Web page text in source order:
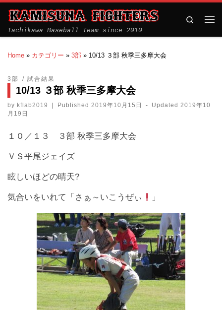
Tachikawa Baseball Team since 2010
Search
Home » カテゴリー » 3部 » 10/13 ３部 秋季三多摩大会
3部 試合結果
10/13 ３部 秋季三多摩大会
by kflab2019 Published 2019年10月15日 - Updated 2019年10
月19日
１０／１３ ３部 秋季三多摩大会
ＶＳ平尾ジェイズ
眩しいほどの晴天?
気合いをいれて「さぁ～いこうぜぃ 」